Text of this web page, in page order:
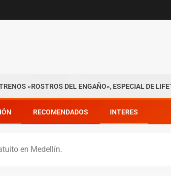
DEL ENGAÑO», ESPECIAL DE LIFETIME
RECOMENDADOS INTERES
en Medellín.